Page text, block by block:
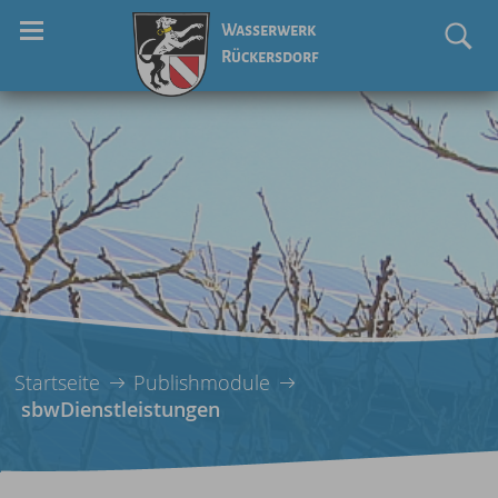
Wasserwerk
Rückersdorf
Startseite
Publishmodule
sbwDienstleistungen